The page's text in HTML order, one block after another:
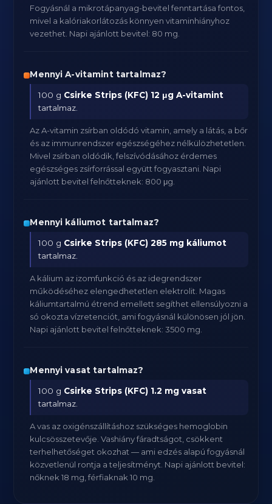
Fogyásnál a mikrotápanyag-bevitel fenntartása fontos,
mivel a kalóriakorlátozás könnyen vitaminhiányhoz
vezethet. Napi ajánlott bevitel: 80 mg.
Mennyi A-vitamint tartalmaz?
100 g Csirke Strips (KFC) 12 μg A-vitamint
tartalmaz.
Az A-vitamin zsírban oldódó vitamin, amely a látás, a bőr
és az immunrendszer egészségéhez nélkülözhetetlen.
Mivel zsírban oldódik, felszívódásához érdemes
egészséges zsírforrással együtt fogyasztani. Napi
ajánlott bevitel felnőtteknek: 800 μg.
Mennyi káliumot tartalmaz?
100 g Csirke Strips (KFC) 285 mg káliumot
tartalmaz.
A kálium az izomfunkció és az idegrendszer
működéséhez elengedhetetlen elektrolit. Magas
káliumtartalmú étrend emellett segíthet ellensúlyozni a
só okozta vízretenciót, ami fogyásnál különösen jól jön.
Napi ajánlott bevitel felnőtteknek: 3500 mg.
Mennyi vasat tartalmaz?
100 g Csirke Strips (KFC) 1.2 mg vasat
tartalmaz.
A vas az oxigénszállításhoz szükséges hemoglobin
kulcsösszetevője. Vashiány fáradtságot, csökkent
terhelhetőséget okozhat — ami edzés alapú fogyásnál
közvetlenül rontja a teljesítményt. Napi ajánlott bevitel:
nőknek 18 mg, férfiaknak 10 mg.